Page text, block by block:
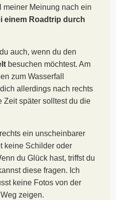
meiner Meinung nach ein
einem Roadtrip durch
auch, wenn du den
besuchen möchtest. Am
zum Wasserfall
allerdings nach rechts
Zeit später solltest du die
ein unscheinbarer
keine Schilder oder
du Glück hast, triffst du
diese fragen. Ich
keine Fotos von der
zeigen.